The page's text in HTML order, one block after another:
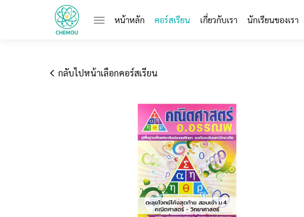
หน้าหลัก(current)
คอร์สเรียน เกี่ยวกับเรา นักเรียนของเรา
กลับไปหน้าเลือกคอร์สเรียน